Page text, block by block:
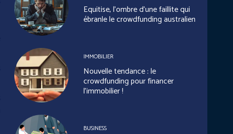
Equitise, l’ombre d’une faillite qui
ébranle le crowdfunding australien
IMMOBILIER
Nouvelle tendance : le
crowdfunding pour financer
l’immobilier !
BUSINESS